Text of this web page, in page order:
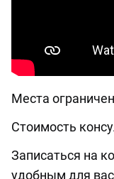
Места
Стоимость
Записаться на
удобным для